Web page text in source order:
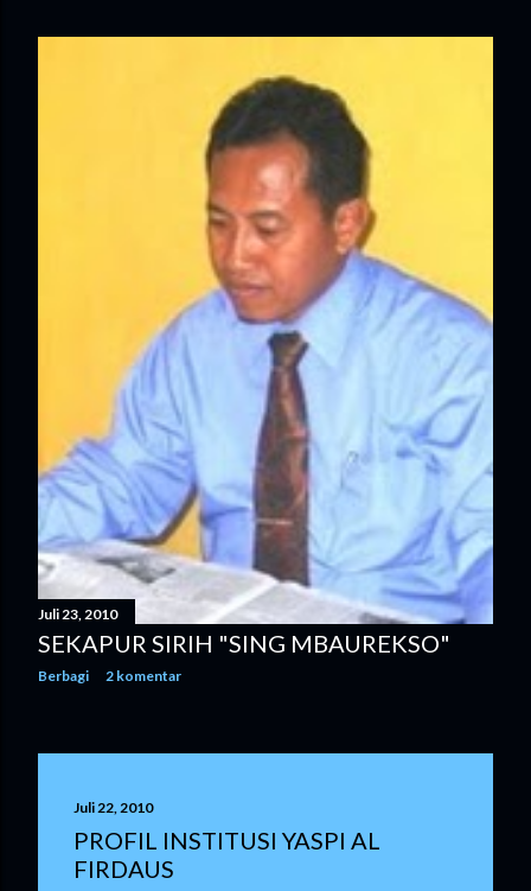
Juli 23, 2010
SEKAPUR SIRIH "SING MBAUREKSO"
Berbagi 2 komentar
Juli 22, 2010
PROFIL INSTITUSI YASPI AL
FIRDAUS